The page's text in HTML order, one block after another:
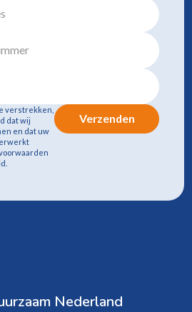
verstrekken,
dat wij
en dat uw
Verzenden
Nederland